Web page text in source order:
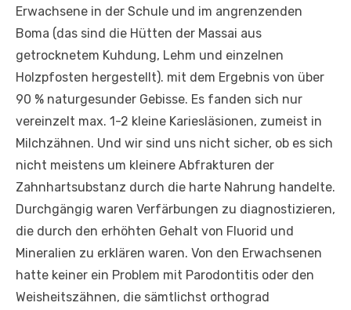
Erwachsene in der Schule und im angrenzenden
Boma (das sind die Hütten der Massai aus
getrocknetem Kuhdung, Lehm und einzelnen
Holzpfosten hergestellt). mit dem Ergebnis von über
90 % naturgesunder Gebisse. Es fanden sich nur
vereinzelt max. 1-2 kleine Kariesläsionen, zumeist in
Milchzähnen. Und wir sind uns nicht sicher, ob es sich
nicht meistens um kleinere Abfrakturen der
Zahnhartsubstanz durch die harte Nahrung handelte.
Durchgängig waren Verfärbungen zu diagnostizieren,
die durch den erhöhten Gehalt von Fluorid und
Mineralien zu erklären waren. Von den Erwachsenen
hatte keiner ein Problem mit Parodontitis oder den
Weisheitszähnen, die sämtlichst orthograd